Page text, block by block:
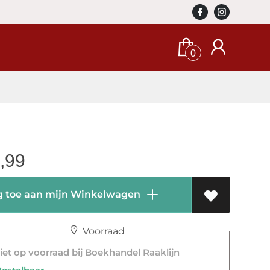
0
toe aan mijn Winkelwagen
Voorraad
op voorraad bij Boekhandel Raaklijn